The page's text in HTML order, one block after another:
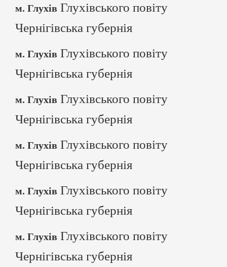
м. Глухів Глухівського повіту
Чернігівська губернія
м. Глухів Глухівського повіту
Чернігівська губернія
м. Глухів Глухівського повіту
Чернігівська губернія
м. Глухів Глухівського повіту
Чернігівська губернія
м. Глухів Глухівського повіту
Чернігівська губернія
м. Глухів Глухівського повіту
Чернігівська губернія